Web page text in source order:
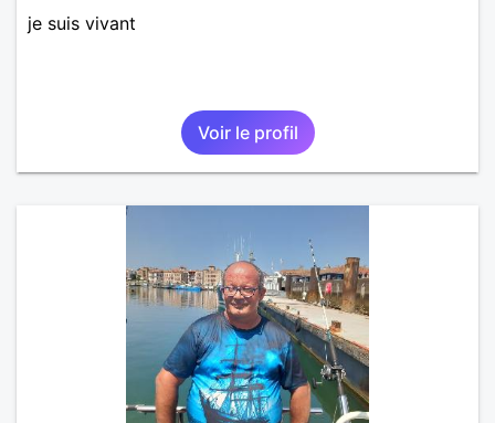
je suis vivant
Voir le profil